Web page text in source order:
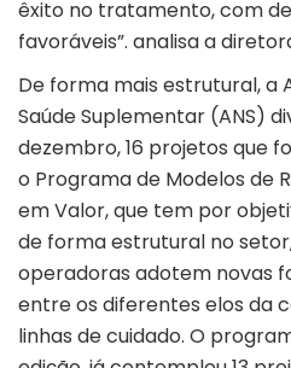
êxito no tratamento, com
favoráveis”. analisa a
De forma mais estrutural, a
Saúde Suplementar (ANS)
dezembro, 16 projetos que
o Programa de Modelos de
em Valor, que tem por
de forma estrutural no
operadoras adotem novas
entre os diferentes elos da
linhas de cuidado. O